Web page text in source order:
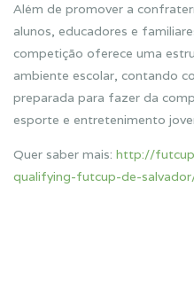
Além de promover a
alunos, educadores e
competição oferece uma
ambiente escolar, contando
preparada para fazer da
esporte e entretenimento
Quer saber mais: http://
qualifying-futcup-de-